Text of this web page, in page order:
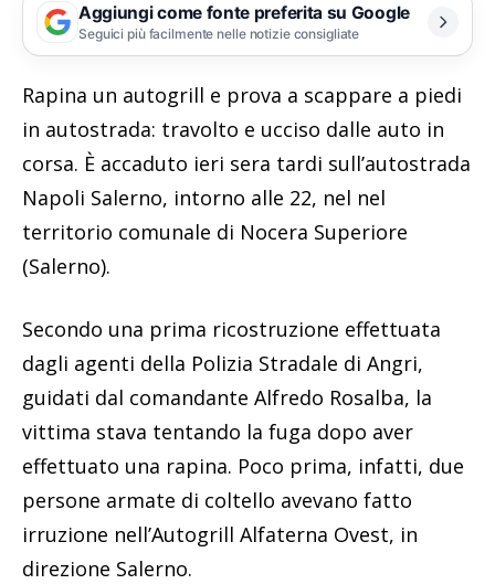
Aggiungi come fonte preferita su Google
Seguici più facilmente nelle notizie consigliate
Rapina un autogrill e prova a scappare a piedi
in autostrada: travolto e ucciso dalle auto in
corsa. È accaduto ieri sera tardi sull’autostrada
Napoli Salerno, intorno alle 22, nel nel
territorio comunale di Nocera Superiore
(Salerno).
Secondo una prima ricostruzione effettuata
dagli agenti della Polizia Stradale di Angri,
guidati dal comandante Alfredo Rosalba, la
vittima stava tentando la fuga dopo aver
effettuato una rapina. Poco prima, infatti, due
persone armate di coltello avevano fatto
irruzione nell’Autogrill Alfaterna Ovest, in
direzione Salerno.